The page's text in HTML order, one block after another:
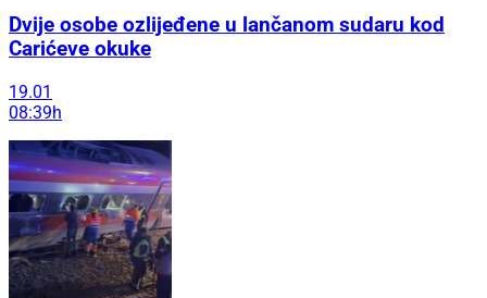
Dvije osobe ozlijeđene u lančanom sudaru kod
Carićeve okuke
19.01
08:39h